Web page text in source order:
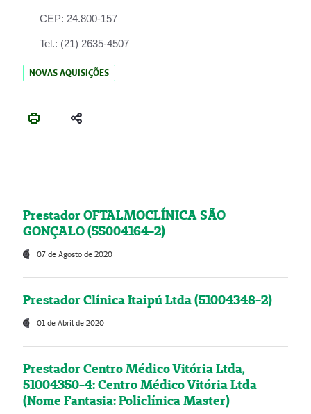
CEP: 24.800-157
Tel.: (21) 2635-4507
NOVAS AQUISIÇÕES
Prestador OFTALMOCLÍNICA SÃO
GONÇALO (55004164-2)
07 de Agosto de 2020
Prestador Clínica Itaipú Ltda (51004348-2)
01 de Abril de 2020
Prestador Centro Médico Vitória Ltda,
51004350-4: Centro Médico Vitória Ltda
(Nome Fantasia: Policlínica Master)